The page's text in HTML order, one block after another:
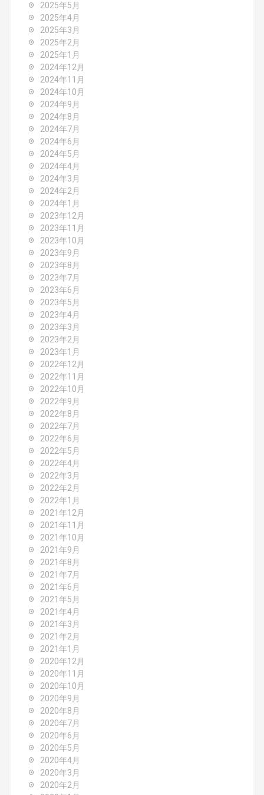
2025年5月
2025年4月
2025年3月
2025年2月
2025年1月
2024年12月
2024年11月
2024年10月
2024年9月
2024年8月
2024年7月
2024年6月
2024年5月
2024年4月
2024年3月
2024年2月
2024年1月
2023年12月
2023年11月
2023年10月
2023年9月
2023年8月
2023年7月
2023年6月
2023年5月
2023年4月
2023年3月
2023年2月
2023年1月
2022年12月
2022年11月
2022年10月
2022年9月
2022年8月
2022年7月
2022年6月
2022年5月
2022年4月
2022年3月
2022年2月
2022年1月
2021年12月
2021年11月
2021年10月
2021年9月
2021年8月
2021年7月
2021年6月
2021年5月
2021年4月
2021年3月
2021年2月
2021年1月
2020年12月
2020年11月
2020年10月
2020年9月
2020年8月
2020年7月
2020年6月
2020年5月
2020年4月
2020年3月
2020年2月